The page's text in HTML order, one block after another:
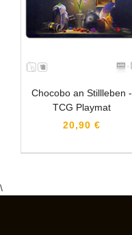
Chocobo an Stillleben -
TCG Playmat
20,90 €
\